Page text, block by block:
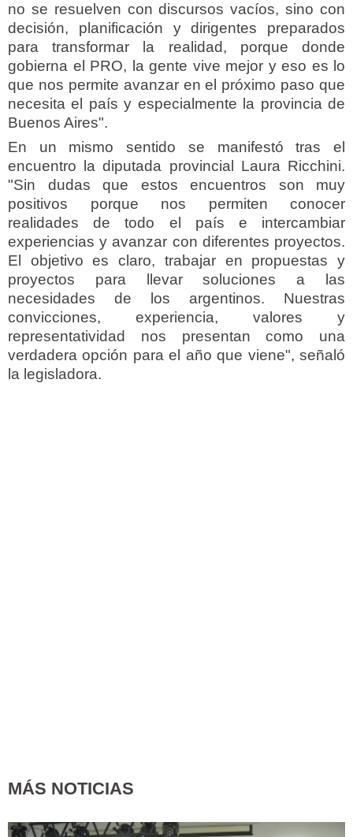
no se resuelven con discursos vacíos, sino con
decisión, planificación y dirigentes preparados
para transformar la realidad, porque donde
gobierna el PRO, la gente vive mejor y eso es lo
que nos permite avanzar en el próximo paso que
necesita el país y especialmente la provincia de
Buenos Aires".
En un mismo sentido se manifestó tras el
encuentro la diputada provincial Laura Ricchini.
"Sin dudas que estos encuentros son muy
positivos porque nos permiten conocer
realidades de todo el país e intercambiar
experiencias y avanzar con diferentes proyectos.
El objetivo es claro, trabajar en propuestas y
proyectos para llevar soluciones a las
necesidades de los argentinos. Nuestras
convicciones, experiencia, valores y
representatividad nos presentan como una
verdadera opción para el año que viene", señaló
la legisladora.
MÁS NOTICIAS